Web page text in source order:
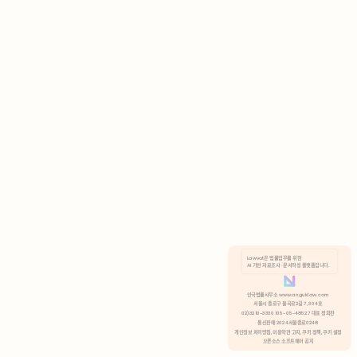
분석 쿠키 허용
Lawvot은 법률업무를 위한
AI 기반 자료조사 · 문서작성 플랫폼입니다.
안국법률사무소 www.anguklaw.com
서울시 종로구 율곡로2길 7, 304호
02)3210-3330 105-05-48527 대표 정희찬
통신판매 2024서울종로0248
개인정보 처리방침, 이용약관 고지, 쿠키 정책, 쿠키 설정
오픈소스 소프트웨어 공지